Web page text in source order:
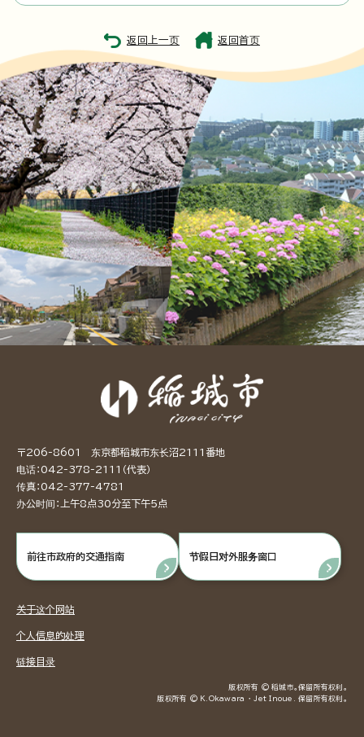
返回上一页 返回首页
〒206-8601 东京都稻城市东长沼2111番地
电话：042-378-2111（代表）
传真：042-377-4781
办公时间：上午8点30分至下午5点
前往市政府的交通指南 节假日对外服务窗口
关于这个网站
个人信息的处理
链接目录
版权所有 © 稻城市。保留所有权利。
版权所有 © K.Okawara ・ Jet Inoue. 保留所有权利。